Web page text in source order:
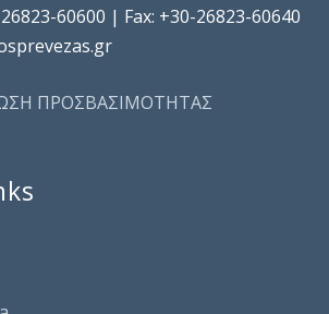
60600 | Fax: +30-26823-60640
ΠΡΟΣΒΑΣΙΜΟΤΗΤΑΣ